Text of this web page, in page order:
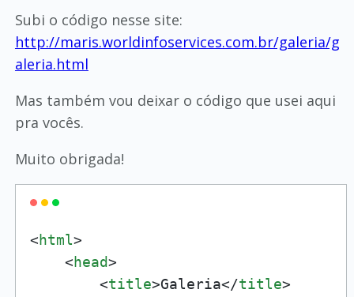
Subi o código nesse site:
http://maris.worldinfoservices.com.br/galeria/g
aleria.html
Mas também vou deixar o código que usei aqui
pra vocês.
Muito obrigada!
<html>
<head>
<title>Galeria</title>